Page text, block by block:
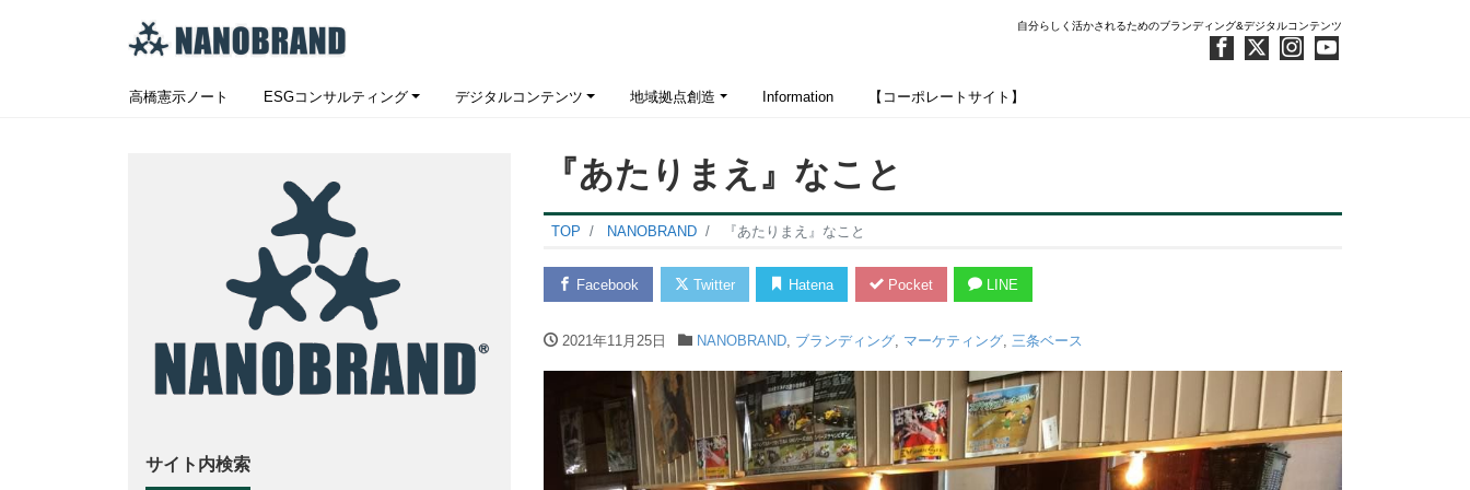
自分らしく活かされるためのブランディング&デジタルコンテンツ
高橋憲示ノート ESGコンサルティング デジタルコンテンツ 地域拠点創造 Information 【コーポレートサイト】
『あたりまえ』なこと
TOP NANOBRAND 『あたりまえ』なこと
Facebook Twitter Hatena Pocket LINE
2021年11月25日 NANOBRAND, ブランディング, マーケティング, 三条ベース
サイト内検索